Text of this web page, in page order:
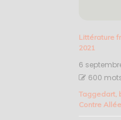
Littérature
2021
6
600
Taggedart,
Contre Allée